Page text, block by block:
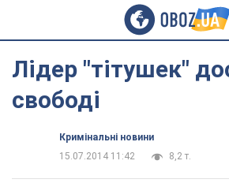
Лідер "тітушек"
свободі
Кримінальні новини
15.07.2014 11:42
8,2 т.